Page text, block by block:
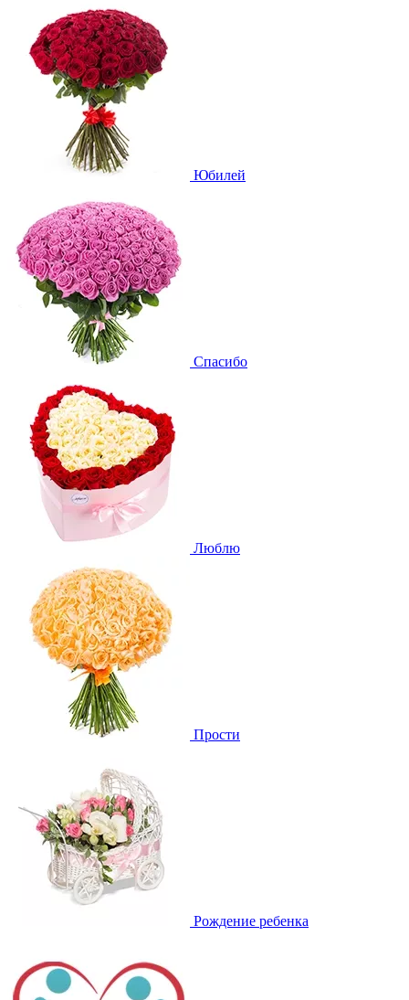
Юбилей
Спасибо
Люблю
Прости
Рождение ребенка